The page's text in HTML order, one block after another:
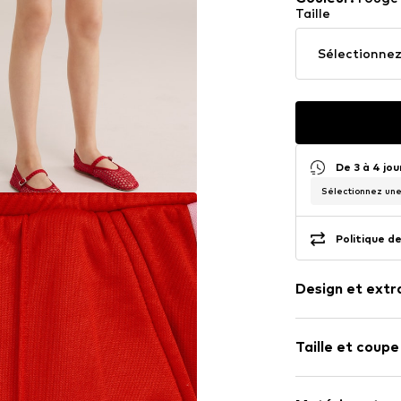
Taille
De 3 à 4
Sélectionnez
Politique
Design et
Molleton
Ceinture /
Doux au
Taille et coupe